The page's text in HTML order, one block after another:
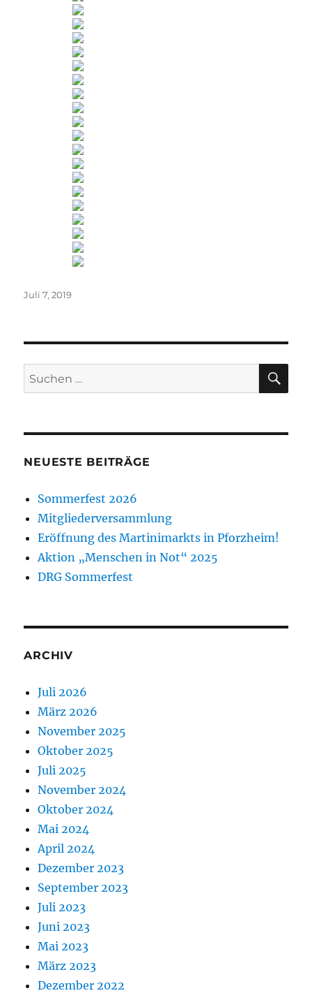
Veröffentlicht
Juli 7, 2019
Suche
nach:
NEUESTE BEITRÄGE
Sommerfest 2026
Mitgliederversammlung
Eröffnung des Martinimarkts in Pforzheim!
Aktion „Menschen in Not“ 2025
DRG Sommerfest
ARCHIV
Juli 2026
März 2026
November 2025
Oktober 2025
Juli 2025
November 2024
Oktober 2024
Mai 2024
April 2024
Dezember 2023
September 2023
Juli 2023
Juni 2023
Mai 2023
März 2023
Dezember 2022